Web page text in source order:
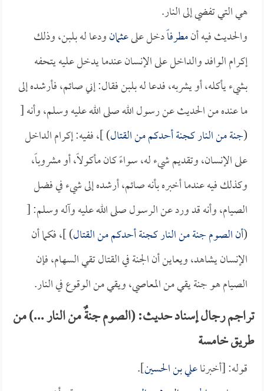
هي التي تفضي إلى النار.
والحديث فيه أنمطرفاًدخل علىعثمانودعا له بلبن، وذلك
إكرام الوافد والداخل على الإنسان عندما يدخل عليه يتحفه
بشيء يأكله، أو يشربه، فدعا له بلبن فقال: إني صائم، فأرشده إلى
ما عنده من الحديث عن رسول الله صلى الله عليه وسلم، وأنه [
(جنة من النار كجنة أحدكم من القتال) ]، ففيه: إكرام الداخل
على الإنسان، وتقديم شيء له، سواءً كان مأكولاً، أو مشروباً،
وكذلك فيه عندما أخبره بأنه صائم، أرشده إلى شيء في فضل
الصيام، وأنه قد ورد عن الرسول صلى الله عليه وآله وسلم: [
(أن الصوم جنة من النار كجنة أحدكم من القتال) ]، فكما أن
الإنسان يشاهد، ويعاين أن الجنة في القتال تقي السهام، فإن
الصيام هو جنة يقي من المعاصي، ويقي من الوقوع في النار.
تراجم رجال إسناد حديث: (الصوم جنةٌ من النار ...) من
طريق خامسة
قوله: [أخبرناعلي بن الحسين].